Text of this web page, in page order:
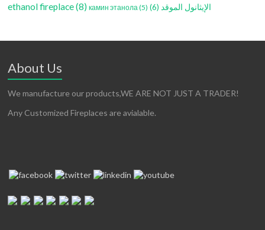
ethanol fireplace(8) камин этанола (5) الإيثانول الموقد (6)
About Us
We manufacture our products,WE ARE NOT JUST A TRADER!
Any Customized Fireplaces are avialable.